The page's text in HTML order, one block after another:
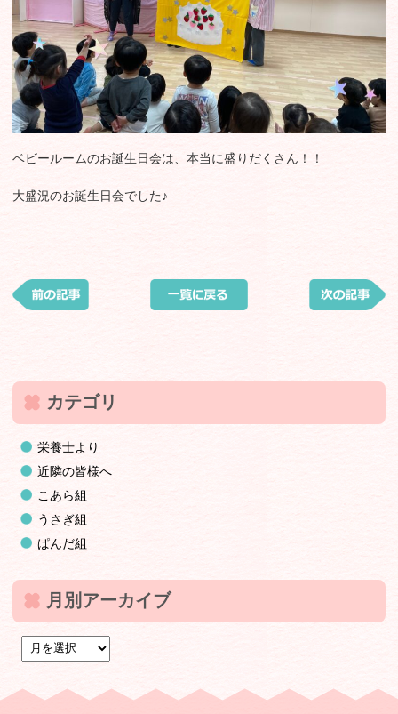
ベビールームのお誕生日会は、本当に盛りだくさん！！
大盛況のお誕生日会でした♪
カテゴリ
栄養士より
近隣の皆様へ
こあら組
うさぎ組
ぱんだ組
月別アーカイブ